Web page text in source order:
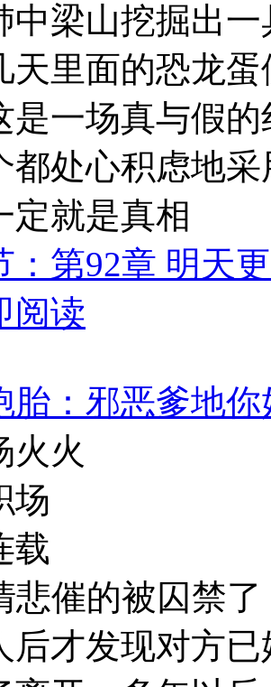
中梁山挖掘出
天里面的恐龙
是一场真与假
都处心积虑地
定就是真相
：第92章 明天
阅读
胎：邪恶爹地你
火火
场
载
催的被囚禁了
后才发现对方